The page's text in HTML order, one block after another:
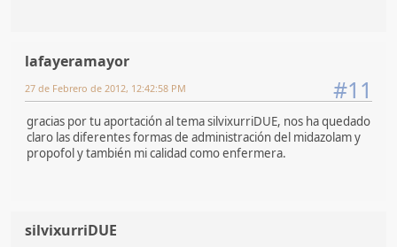
lafayeramayor
#11
27 de Febrero de 2012, 12:42:58 PM
gracias por tu aportación al tema silvixurriDUE, nos ha quedado
claro las diferentes formas de administración del midazolam y
propofol y también mi calidad como enfermera.
silvixurriDUE